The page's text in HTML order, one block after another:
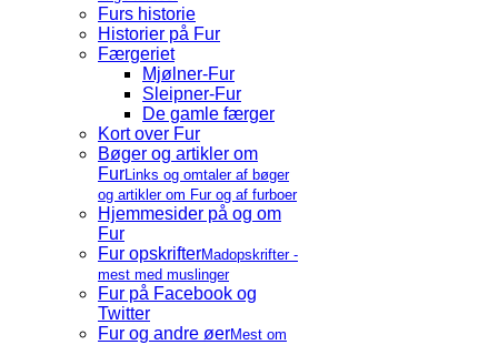
Furs historie
Historier på Fur
Færgeriet
Mjølner-Fur
Sleipner-Fur
De gamle færger
Kort over Fur
Bøger og artikler om
FurLinks og omtaler af bøger
og artikler om Fur og af furboer
Hjemmesider på og om
Fur
Fur opskrifterMadopskrifter -
mest med muslinger
Fur på Facebook og
Twitter
Fur og andre øerMest om